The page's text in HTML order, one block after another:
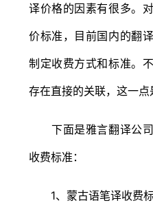
译价格的因素有很多。
价标准，目前国内的翻
制定收费方式和标准。
存在直接的关联，这一点
下面是雅言翻译公司
收费标准：
1、蒙古语笔译收费标